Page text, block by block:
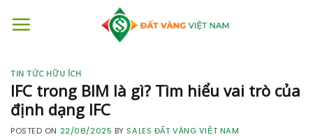
TIN TỨC HỮU ÍCH
IFC trong BIM là gì? Tìm hiểu vai trò của
định dạng IFC
POSTED ON 22/08/2025 BY SALES ĐẤT VÀNG VIỆT NAM